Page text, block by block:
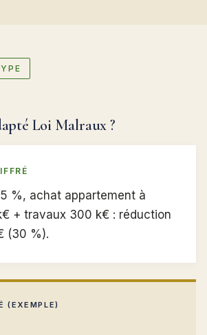
Loi Malraux ?
%, achat appartement à
+ travaux 300 k€ : réduction
(30 %).
(EXEMPLE)